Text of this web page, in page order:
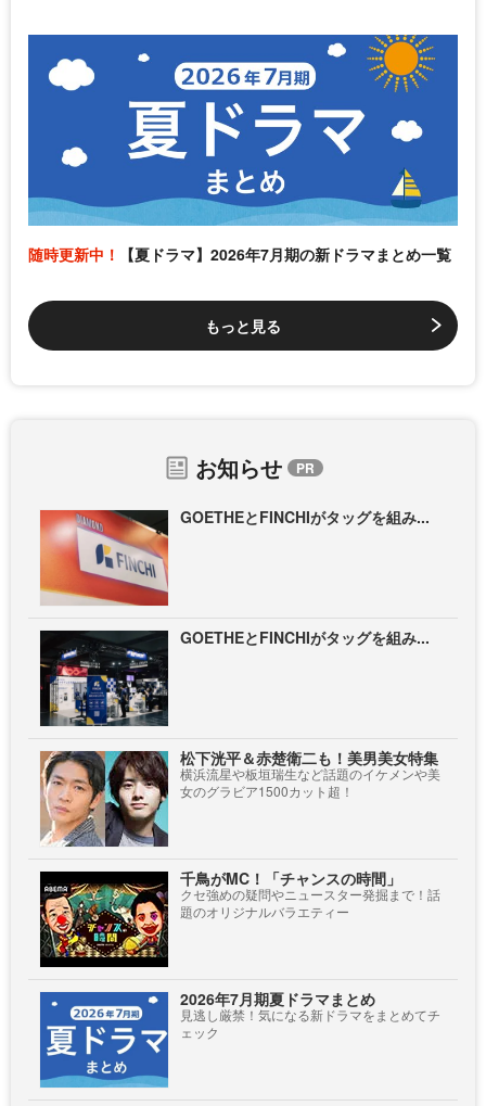
随時更新中！ 【夏ドラマ】2026年7月期の新ドラマまとめ一覧
もっと見る
お知らせ
GOETHEとFINCHIがタッグを組み...
GOETHEとFINCHIがタッグを組み...
松下洸平＆赤楚衛二も！美男美女特集
横浜流星や板垣瑞生など話題のイケメンや美
女のグラビア1500カット超！
千鳥がMC！「チャンスの時間」
クセ強めの疑問やニュースター発掘まで！話
題のオリジナルバラエティー
2026年7月期夏ドラマまとめ
見逃し厳禁！気になる新ドラマをまとめてチ
ェック